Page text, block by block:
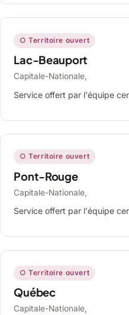
○ Territoire ouvert
Lac-Beauport
Capitale-Nationale,
Service offert par l'équipe
○ Territoire ouvert
Pont-Rouge
Capitale-Nationale,
Service offert par l'équipe
○ Territoire ouvert
Québec
Capitale-Nationale,